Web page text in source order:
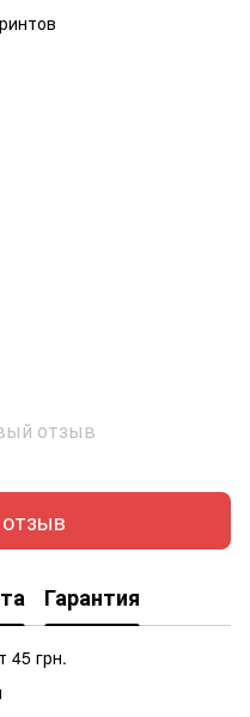
отзыв
Гарантия
45 грн.